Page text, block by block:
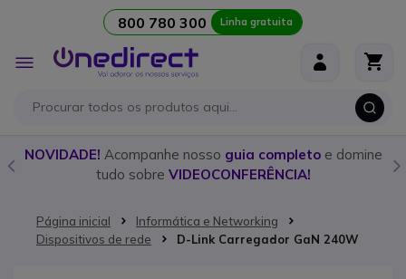
800 780 300 Linha gratuita
Alternar
Nav
NOVIDADE! Acompanhe nosso guia completoe domine
tudo sobre VIDEOCONFERÊNCIA!
Página inicial
Informática e Networking
Dispositivos de rede
D-Link Carregador GaN 240W